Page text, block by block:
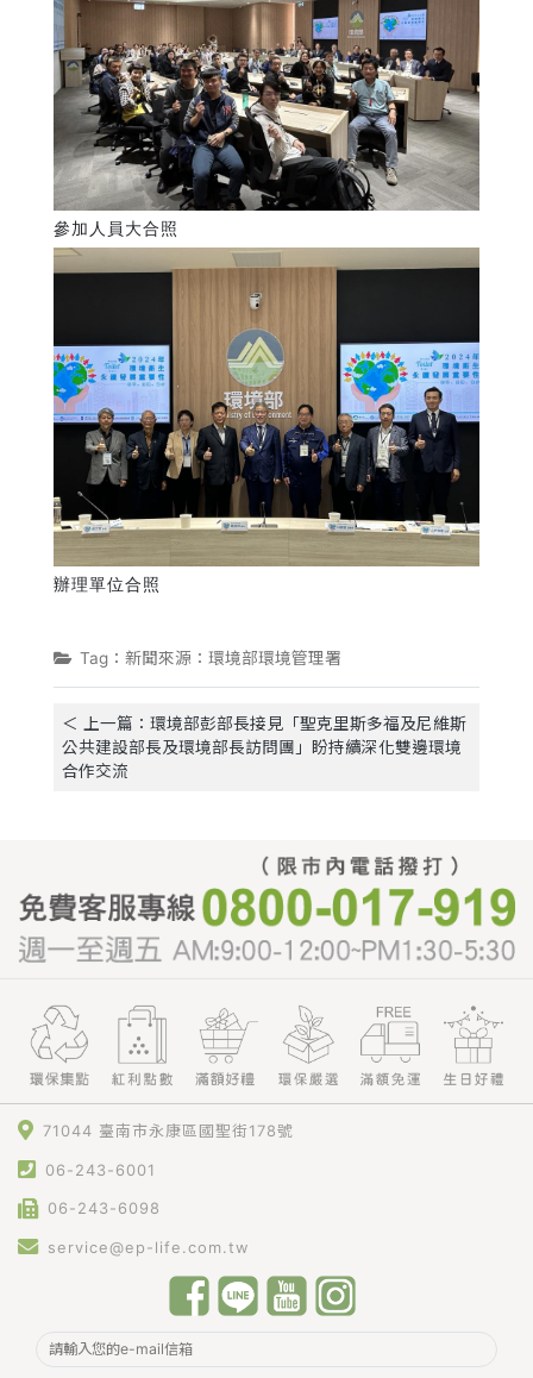
參加人員大合照
辦理單位合照
Tag：新聞來源：環境部環境管理署
＜ 上一篇：環境部彭部長接見「聖克里斯多福及尼維斯
公共建設部長及環境部長訪問團」盼持續深化雙邊環境
合作交流
71044 臺南市永康區國聖街178號
06-243-6001
06-243-6098
service@ep-life.com.tw